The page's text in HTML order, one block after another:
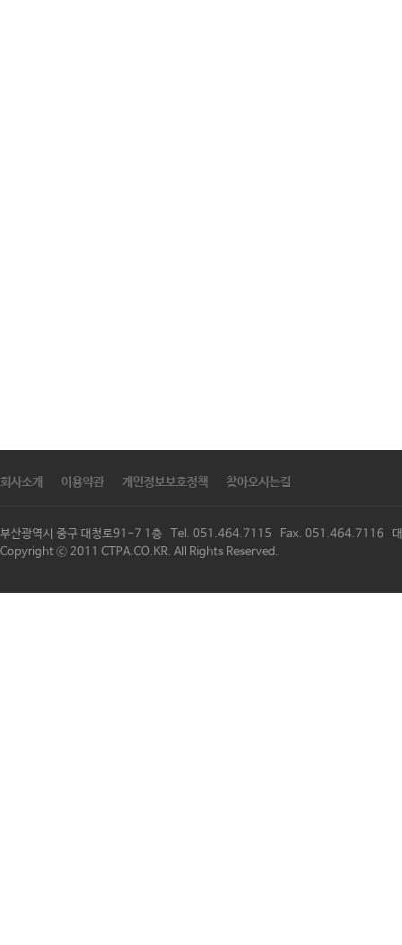
회사소개 이용약관 개인정보보호정책 찾아오시는길
부산광역시 중구 대청로91-7 1층 Tel. 051.464.7115 Fax. 051.464.7116
Copyright ⓒ 2011 CTPA.CO.KR. All Rights Reserved.